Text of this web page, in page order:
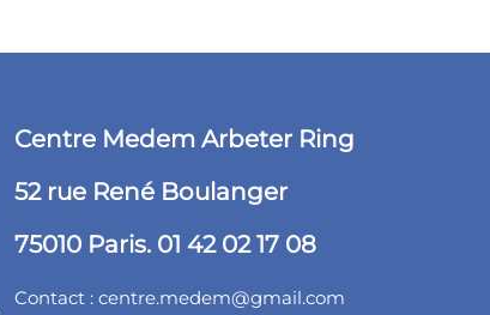
Centre Medem Arbeter Ring
52 rue René Boulanger
75010 Paris. 01 42 02 17 08
Contact :centre.medem@gmail.com